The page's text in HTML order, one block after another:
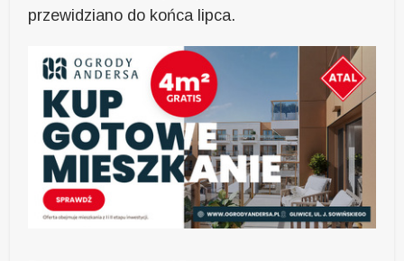
przewidziano do końca lipca.